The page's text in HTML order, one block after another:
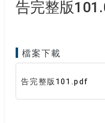
告完整版
檔案下載
告完整版101.pdf